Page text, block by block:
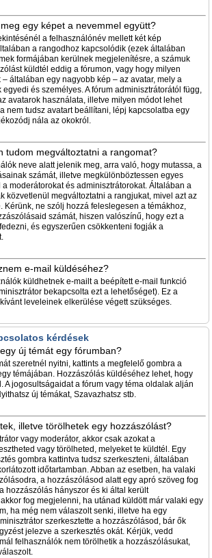
egy képet a nevemmel együtt?
a felhasználónév mellett két kép
a rangodhoz kapcsolódik (ezek általában
formájában kerülnek megjelenítésre, a számuk
küldtél eddig a fórumon, vagy hogy milyen
– általában egy nagyobb kép – az avatar, mely a
és személyes. A fórum adminisztrátorától függ,
avatarok használata, illetve milyen módot lehet
nem tudsz avatart beállítani, lépj kapcsolatba egy
nála az okokról.
tudom megváltoztatni a rangomat?
neve alatt jelenik meg, arra való, hogy mutassa, a
számát, illetve megkülönböztessen egyes
moderátorokat és adminisztrátorokat. Általában a
közvetlenül megváltoztatni a rangjukat, mivel azt az
Kérünk, ne szólj hozzá feleslegesen a témákhoz,
számát, hiszen valószínű, hogy ezt a
és egyszerűen csökkenteni fogják a
e-mail küldéséhez?
küldhetnek e-mailt a beépített e-mail funkció
bekapcsolta ezt a lehetőséget). Ez a
leveleinek elkerülése végett szükséges.
kérdések
új témát egy fórumban?
szeretnél nyitni, kattints a megfelelő gombra a
témájában. Hozzászólás küldéséhez lehet, hogy
A jogosultságaidat a fórum vagy téma oldalak alján
új témákat, Szavazhatsz stb.
illetve törölhetek egy hozzászólást?
vagy moderátor, akkor csak azokat a
vagy törölheted, melyeket te küldtél. Egy
gombra kattintva tudsz szerkeszteni, általában
időtartamban. Abban az esetben, ha valaki
a hozzászólásod alatt egy apró szöveg fog
hozzászólás hányszor és ki által került
fog megjelenni, ha utánad küldött már valaki egy
ha még nem válaszolt senki, illetve ha egy
szerkesztette a hozzászólásod, bár ők
jelezve a szerkesztés okát. Kérjük, vedd
felhasználók nem törölhetik a hozzászólásukat,